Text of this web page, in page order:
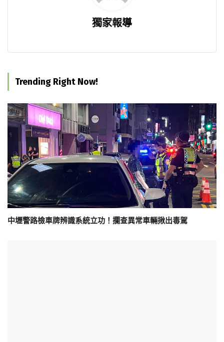
獨家報導
Trending Right Now!
中壢警路檢車牌辨識系統立功！攔查異常車輛揪出毒駕